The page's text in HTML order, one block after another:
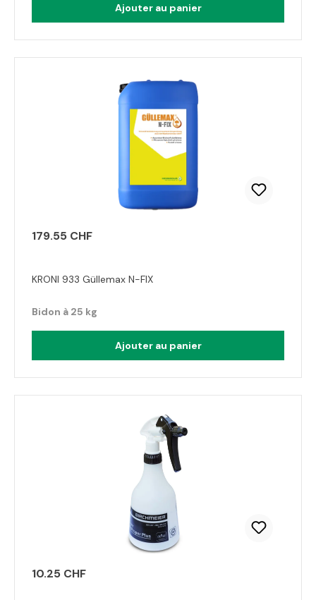
Ajouter au panier
179.55 CHF
KRONI 933 Güllemax N-FIX
Bidon à 25 kg
Ajouter au panier
10.25 CHF